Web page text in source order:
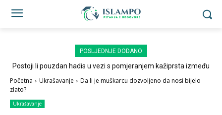
POSLJEDNJE DODANO
Postoji li pouzdan hadis u vezi s pomjeranjem kažiprsta između
Početna Ukrašavanje
Da li je muškarcu dozvoljeno da nosi bijelo
zlato?
Ukrašavanje